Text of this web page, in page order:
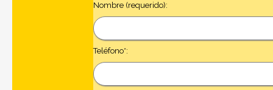
Nombre (requerido):
Teléfono*: